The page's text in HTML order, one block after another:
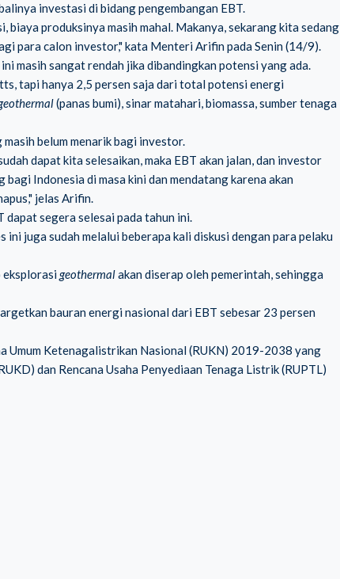
investasidi bidangpengembangan EBT.
biaya produksinya masih mahal. Makanya, sekarang kita sedang
para calon investor," kata Menteri Arifin pada Senin (14/9).
masih sangat rendah jika dibandingkan potensi yang ada.
tapi hanya 2,5 persen saja dari total potensi energi
(panas bumi), sinar matahari,biomassa, sumber tenaga
belum menarik bagi investor.
dapat kita selesaikan, maka EBT akan jalan, dan investor
Indonesia di masa kini dan mendatang karena akan
jelas Arifin.
segera selesai pada tahun ini.
juga sudah melalui beberapa kali diskusi dengan para pelaku
eksplorasigeothermalakan diserap oleh pemerintah, sehingga
bauran energi nasional dari EBT sebesar 23 persen
Umum Ketenagalistrikan Nasional (RUKN) 2019-2038 yang
dan Rencana Usaha Penyediaan Tenaga Listrik (RUPTL)